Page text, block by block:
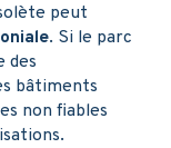
peut
. Si le parc
des
bâtiments
non fiables